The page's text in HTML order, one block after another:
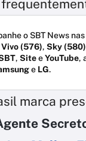
o SBT News
Vivo (576), Sky (580)
, SiteeYouTube,
e LG.
marca